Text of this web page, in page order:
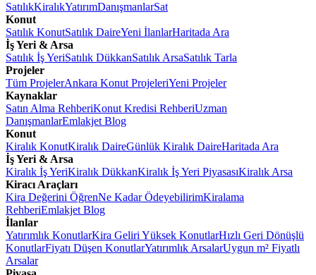
SatılıkKiralıkYatırımDanışmanlarSat
Konut
Satılık KonutSatılık DaireYeni İlanlarHaritada Ara
İş Yeri & Arsa
Satılık İş YeriSatılık DükkanSatılık ArsaSatılık Tarla
Projeler
Tüm ProjelerAnkara Konut ProjeleriYeni Projeler
Kaynaklar
Satın Alma RehberiKonut Kredisi RehberiUzman
DanışmanlarEmlakjet Blog
Konut
Kiralık KonutKiralık DaireGünlük Kiralık DaireHaritada Ara
İş Yeri & Arsa
Kiralık İş YeriKiralık DükkanKiralık İş Yeri PiyasasıKiralık Arsa
Kiracı Araçları
Kira Değerini ÖğrenNe Kadar ÖdeyebilirimKiralama
RehberiEmlakjet Blog
İlanlar
Yatırımlık KonutlarKira Geliri Yüksek KonutlarHızlı Geri Dönüşlü
KonutlarFiyatı Düşen KonutlarYatırımlık ArsalarUygun m² Fiyatlı
Arsalar